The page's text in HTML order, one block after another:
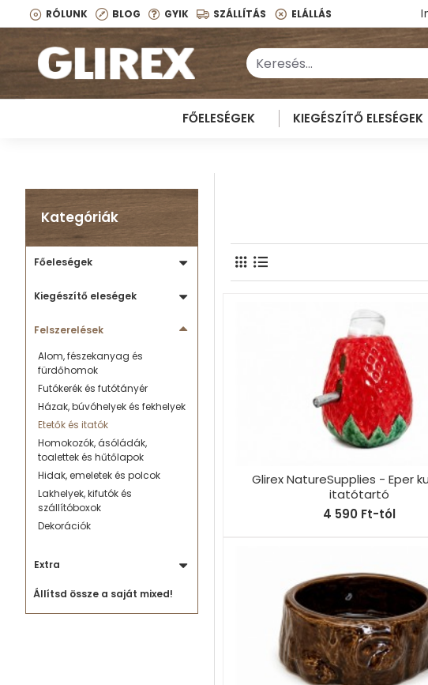
RÓLUNK BLOG GYIK SZÁLLÍTÁS ELÁLLÁS
FŐELESÉGEK KIEGÉSZÍTŐ ELESÉGEK
Kategóriák
Főeleségek
Kiegészítő eleségek
Felszerelések
Alom, fészekanyag és
fürdőhomok
Futókerék és futótányér
Házak, búvóhelyek és fekhelyek
Etetők és itatók
Homokozók, ásóládák,
toalettek és hűtőlapok
Hidak, emeletek és polcok
Lakhelyek, kifutók és
szállítóboxok
Dekorációk
Extra
Állítsd össze a saját mixed!
Glirex NatureSupplies - Eper
itatótartó
4 590 Ft-tól